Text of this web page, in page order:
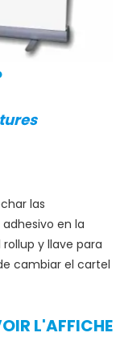
las
en la
y llave para
cambiar el cartel
L'AFFICHE